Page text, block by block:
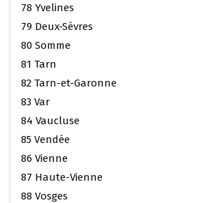
78 Yvelines
79 Deux-Sèvres
80 Somme
81 Tarn
82 Tarn-et-Garonne
83 Var
84 Vaucluse
85 Vendée
86 Vienne
87 Haute-Vienne
88 Vosges